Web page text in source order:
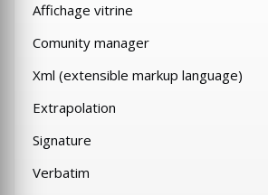
Affichage vitrine
Comunity manager
Xml (extensible markup language)
Extrapolation
Signature
Verbatim